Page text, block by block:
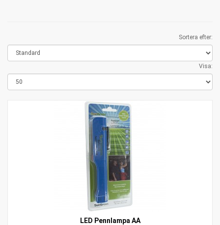
Sortera efter:
Visa:
LED Pennlampa AA